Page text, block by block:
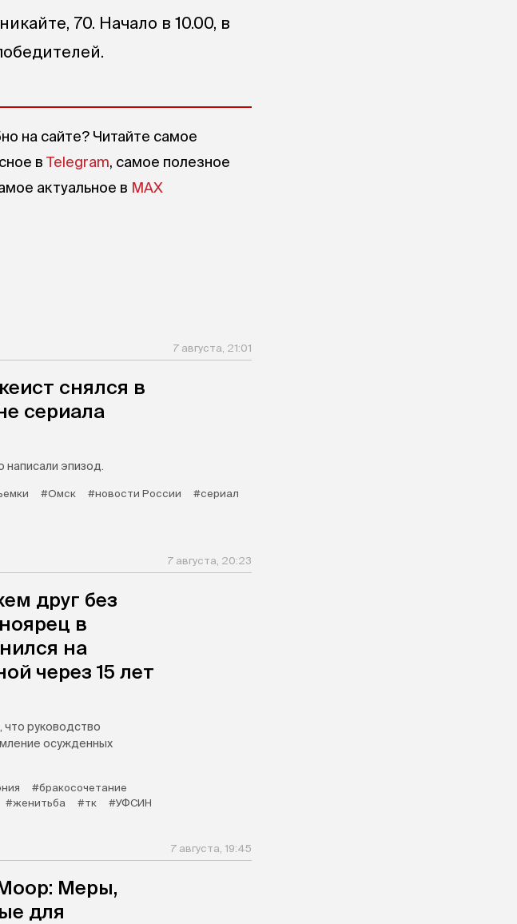
70. Начало в 10.00, в
на сайте? Читайте самое
в Telegram, самое полезное
актуальное в MAX
7 августа, 21:01
снялся в
сериала
написали эпизод.
#Омск #новости России
#сериал
7 августа, 20:23
друг без
в
на
через 15 лет
руководство
осужденных
#бракосочетание
#женитьба #тк #УФСИН
7 августа, 19:45
Меры,
для